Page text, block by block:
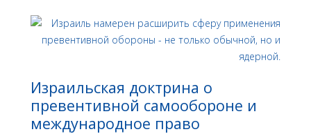
Израильская доктрина o
превентивной самообороне и
международное право